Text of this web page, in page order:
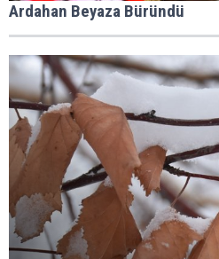
Ardahan Beyaza Büründü